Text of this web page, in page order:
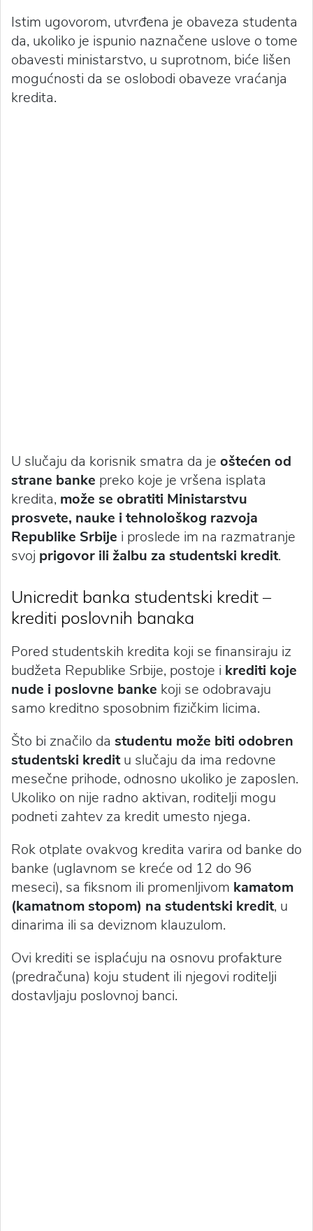
Istim ugovorom, utvrđena je obaveza studenta
da, ukoliko je ispunio naznačene uslove o tome
obavesti ministarstvo, u suprotnom, biće lišen
mogućnosti da se oslobodi obaveze vraćanja
kredita.
U slučaju da korisnik smatra da je oštećen od
strane banke preko koje je vršena isplata
kredita, može se obratiti Ministarstvu
prosvete, nauke i tehnološkog razvoja
Republike Srbije i proslede im na razmatranje
svoj prigovor ili žalbu za studentski kredit.
Unicredit banka studentski kredit –
krediti poslovnih banaka
Pored studentskih kredita koji se finansiraju iz
budžeta Republike Srbije, postoje i krediti koje
nude i poslovne banke koji se odobravaju
samo kreditno sposobnim fizičkim licima.
Što bi značilo da studentu može biti odobren
studentski kreditu slučaju da ima redovne
mesečne prihode, odnosno ukoliko je zaposlen.
Ukoliko on nije radno aktivan, roditelji mogu
podneti zahtev za kredit umesto njega.
Rok otplate ovakvog kredita varira od banke do
banke (uglavnom se kreće od 12 do 96
meseci), sa fiksnom ili promenljivom kamatom
(kamatnom stopom) na studentski kredit, u
dinarima ili sa deviznom klauzulom.
Ovi krediti se isplaćuju na osnovu profakture
(predračuna) koju student ili njegovi roditelji
dostavljaju poslovnoj banci.